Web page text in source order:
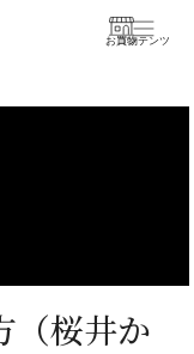
お買物
コンテンツ
（桜井か